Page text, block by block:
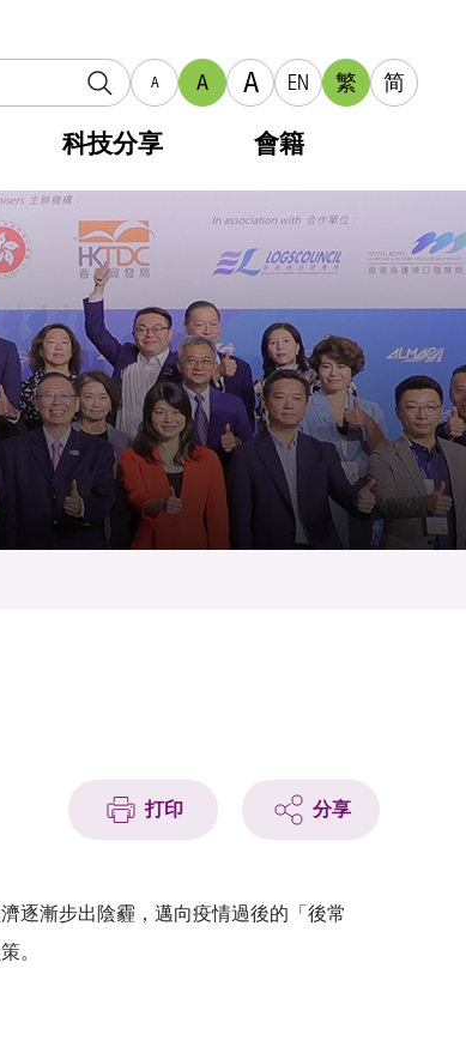
A A A EN 繁 简
科技分享 會籍
打印 分享
逐漸步出陰霾，邁向疫情過後的「後常
。